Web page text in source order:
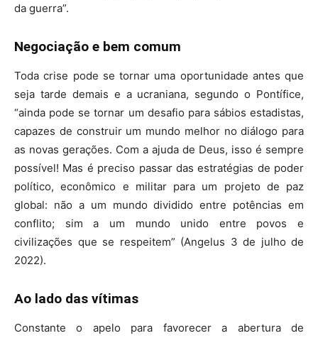
da guerra”.
Negociação e bem comum
Toda crise pode se tornar uma oportunidade antes que
seja tarde demais e a ucraniana, segundo o Pontífice,
“ainda pode se tornar um desafio para sábios estadistas,
capazes de construir um mundo melhor no diálogo para
as novas gerações. Com a ajuda de Deus, isso é sempre
possível! Mas é preciso passar das estratégias de poder
político, econômico e militar para um projeto de paz
global: não a um mundo dividido entre potências em
conflito; sim a um mundo unido entre povos e
civilizações que se respeitem” (Angelus 3 de julho de
2022).
Ao lado das vítimas
Constante o apelo para favorecer a abertura de